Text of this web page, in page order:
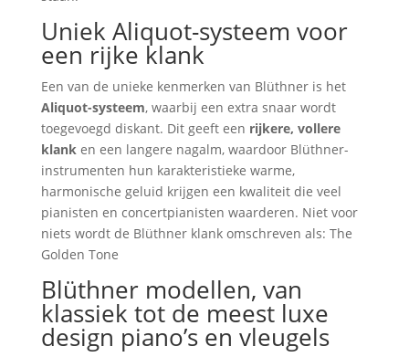
Uniek Aliquot-systeem voor
een rijke klank
Een van de unieke kenmerken van Blüthner is het
Aliquot-systeem, waarbij een extra snaar wordt
toegevoegd diskant. Dit geeft een rijkere, vollere
klanken een langere nagalm, waardoor Blüthner-
instrumenten hun karakteristieke warme,
harmonische geluid krijgen een kwaliteit die veel
pianisten en concertpianisten waarderen. Niet voor
niets wordt de Blüthner klank omschreven als: The
Golden Tone
Blüthner modellen, van
klassiek tot de meest luxe
design piano’s en vleugels